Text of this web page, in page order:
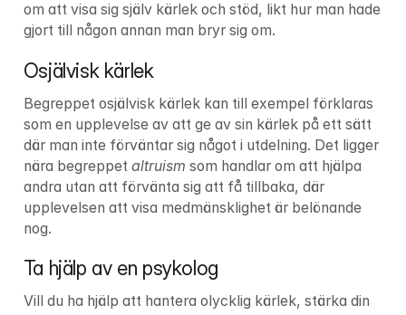
om att visa sig själv kärlek och stöd, likt hur man hade
gjort till någon annan man bryr sig om.
Osjälvisk kärlek
Begreppet osjälvisk kärlek kan till exempel förklaras
som en upplevelse av att ge av sin kärlek på ett sätt
där man inte förväntar sig något i utdelning. Det ligger
nära begreppet altruism som handlar om att hjälpa
andra utan att förvänta sig att få tillbaka, där
upplevelsen att visa medmänsklighet är belönande
nog.
Ta hjälp av en psykolog
Vill du ha hjälp att hantera olycklig kärlek, stärka din